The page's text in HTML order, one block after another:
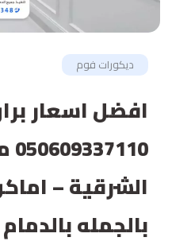
ديكورات فوم
افضل اسعار
الشرقية –
بالجمله بالدمام